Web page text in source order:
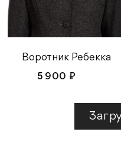
Воротник Ребекка
5 900 ₽